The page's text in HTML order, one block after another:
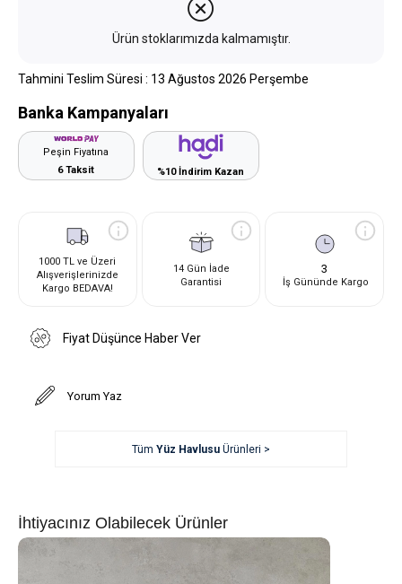
Ürün stoklarımızda kalmamıştır.
Tahmini Teslim Süresi : 13 Ağustos 2026 Perşembe
Banka Kampanyaları
Peşin Fiyatına
6 Taksit
%10 İndirim Kazan
1000 TL ve Üzeri
Alışverişlerinizde
Kargo BEDAVA!
14 Gün İade
Garantisi
3
İş Gününde Kargo
Fiyat Düşünce Haber Ver
Yorum Yaz
Tüm Yüz HavlusuÜrünleri >
İhtiyacınız Olabilecek Ürünler